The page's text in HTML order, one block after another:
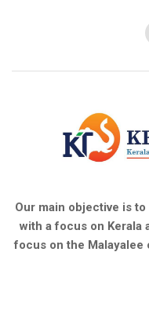
Our main objective is
with a focus on Kerala
focus on the Malayalee